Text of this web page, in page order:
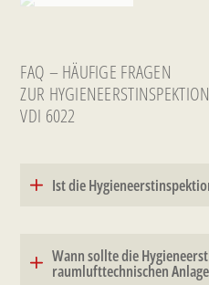
FAQ – HÄUFIGE FRAGEN
ZUR
VDI 6022
Ist die
Wann sollte die
raumlufttechnischen